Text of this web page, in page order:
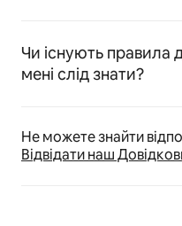
Чи існують правила
мені слід знати?
Не можете знайти
Відвідати наш